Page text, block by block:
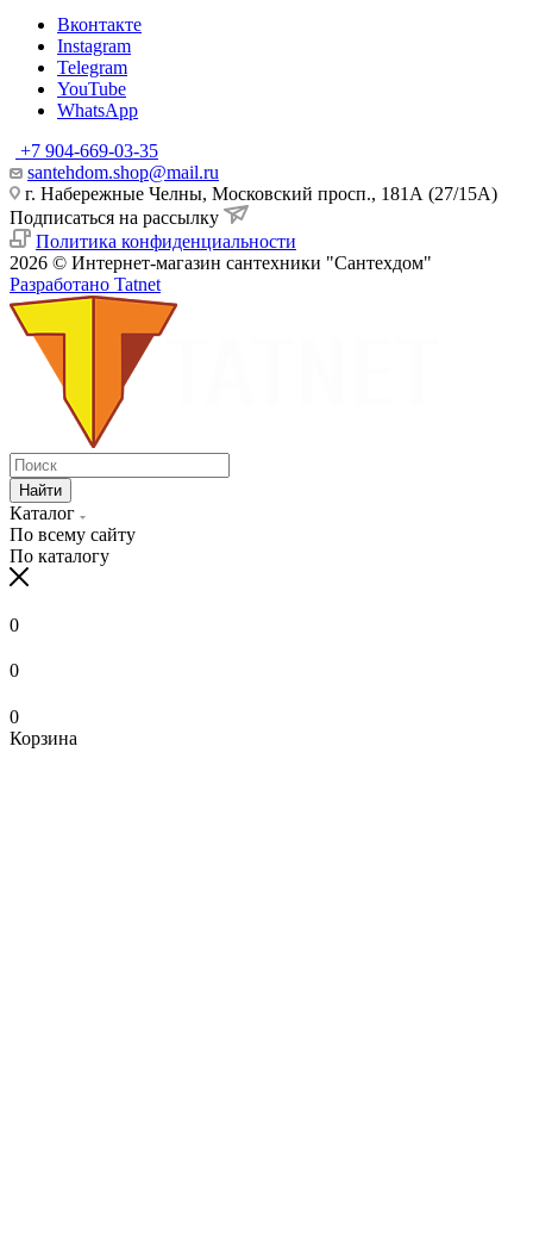
Вконтакте
Instagram
Telegram
YouTube
WhatsApp
+7 904-669-03-35
santehdom.shop@mail.ru
г. Набережные Челны, Московский просп., 181А (27/15А)
Подписаться на рассылку
Политика конфиденциальности
2026 © Интернет-магазин сантехники "Сантехдом"
Разработано Tatnet
Найти
Каталог
По всему сайту
По каталогу
0
0
0
Корзина